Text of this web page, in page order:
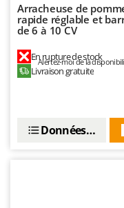
Skil
Smartwood
Smeg
Snapper
Spiralmac
Arracheuse de
rapide réglable et
de 6 à 10 CV
En rupture de stock
Alertez-moi de la
Livraison gratuite
Données